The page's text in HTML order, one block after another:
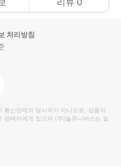
처리방침
통신판매의 당사자가 아니므로, 상품의
판매자에게 있으며 (주)놀유니버스는 일